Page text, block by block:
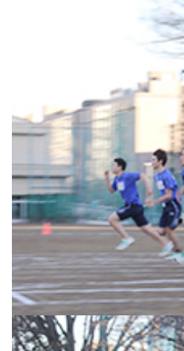
入試・入学案内
入試日程・出願資格
入試要項・出願書類
学校説明会
公開行事の紹介
入学金・学費
入試結果
海外に住む中学生の方へ
スクールガイド
上級学校訪問
中学校の先生方へ
志願者速報